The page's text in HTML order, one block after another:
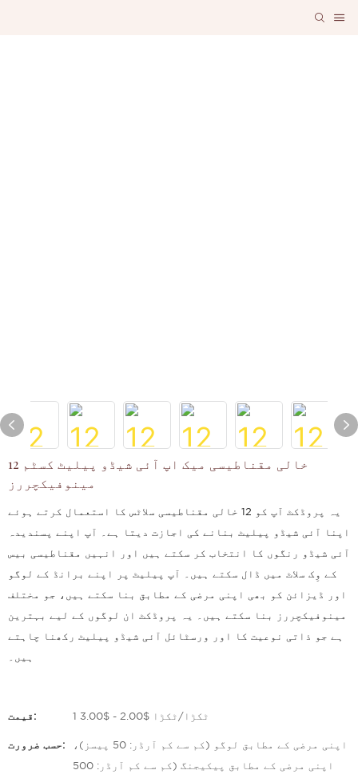
12 خالی مقناطیسی میک اپ آئی شیڈو پیلیٹ کسٹم
مینوفیکچررز
یہ پروڈکٹ آپ کو 12 خالی مقناطیسی سلاٹس کا استعمال کرتے ہوئے
اپنا آئی شیڈو پیلیٹ بنانے کی اجازت دیتا ہے۔ آپ اپنے پسندیدہ
آئی شیڈو رنگوں کا انتخاب کر سکتے ہیں اور انہیں مقناطیسی بیس
کے وِک سلاٹ میں ڈال سکتے ہیں۔ آپ پیلیٹ پر اپنے برانڈ کے لوگو
اور ڈیزائن کو بھی اپنی مرضی کے مطابق بنا سکتے ہیں، جو مختلف
مینوفیکچررز بنا سکتے ہیں۔ یہ پروڈکٹ ان لوگوں کے لیے بہترین
ہے جو ذاتی نوعیت کا اور ورسٹائل آئی شیڈو پیلیٹ رکھنا چاہتے
ہیں۔
قیمت: 1 ٹکڑا/ٹکڑا $2.00 - $3.00
حسب ضرورت: اپنی مرضی کے مطابق لوگو (کم سے کم آرڈر: 50 پیسز)،
اپنی مرضی کے مطابق پیکیجنگ (کم سے کم آرڈر: 500